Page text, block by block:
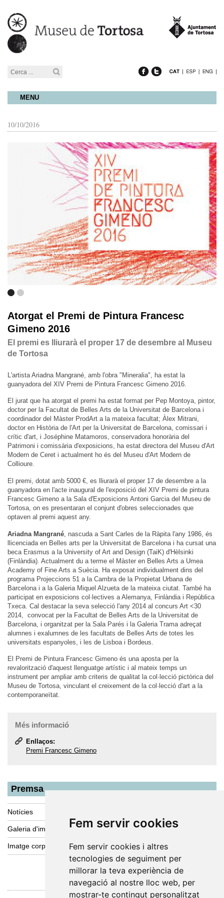
Fem servir cookies
Fem servir cookies i altres
tecnologies de seguiment per
millorar la teva experiència de
navegació al nostre lloc web, per
mostrar-te contingut personalitzat
MENU
10/10/2016
Atorgat el Premi de Pintura Francesc
Gimeno 2016
El premi es lliurarà el proper 17 de desembre al Museu
de Tortosa
L'artista Ariadna Mangrané, amb l'obra "Mineralia", ha estat la
guanyadora del XIV Premi de Pintura Francesc Gimeno 2016.
El jurat que ha atorgat el premi ha estat format per Pep Montoya, pintor,
doctor per la Facultat de Belles Arts de la Universitat de Barcelona i
coordinador del Màster ProdArt a la mateixa facultat; Àlex Mitrani,
doctor en Història de l'Art per la Universitat de Barcelona, comissari i
crític d'art, i Joséphine Matamoros, conservadora honorària del
Patrimoni i comissària d'exposicions, ha estat directora del Museu d'Art
Modern de Ceret i actualment ho és del Museu d'Art Modern de
Collioure.
El premi, dotat amb 5000 €, es lliurarà el proper 17 de desembre a la
guanyadora en l'acte inaugural de l'exposició del XIV Premi de pintura
Francesc Gimeno a la Sala d'Exposicions Antoni Garcia del Museu de
Tortosa, on es presentaran el conjunt d'obres seleccionades que
optaven al premi aquest any.
Ariadna Mangrané , nascuda a Sant Carles de la Ràpita l'any 1986, és
llicenciada en Belles arts per la Universitat de Barcelona i ha cursat una
beca Erasmus a la University of Art and Design (TaiK) d'Hèlsinki
(Finlàndia). Actualment du a terme el Màster en Belles Arts a Umea
Academy of Fine Arts a Suècia. Ha exposat individualment dins del
programa Projeccions 51 a la Cambra de la Propietat Urbana de
Barcelona i a la Galeria Miquel Alzueta de la mateixa ciutat. També ha
participat en exposicions col·lectives a Alemanya, Finlàndia i República
Txeca. Cal destacar la seva selecció l'any 2014 al concurs Art <30
2014, convocat per la Facultat de Belles Arts de la Universitat de
Barcelona, i organitzat per la Sala Parés i la Galeria Trama adreçat
alumnes i exalumnes de les facultats de Belles Arts de totes les
universitats espanyoles, i les de Lisboa i Bordeus.
El Premi de Pintura Francesc Gimeno és una aposta per la
revalorització d'aquest llenguatge artístic i al mateix temps un
instrument per ampliar amb criteris de qualitat la col·lecció pictòrica del
Museu de Tortosa, vinculant el creixement de la col·lecció d'art a la
contemporaneïtat.
Més informació
Enllaços:
Premi Francesc Gimeno
Premsa
Notícies
Galeria d'imatges
Imatge corporativa